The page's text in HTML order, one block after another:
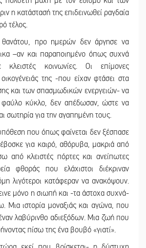
η κατάστασή της επιδεινωθεί ραγδαία
τέλος.
προ ημερών δεν άργησε να
–αν και παραποιημένο όπως συχνά
κλειστές κοινωνίες. Οι επίμονες
της -που είχαν φτάσει στα
και των σπασμωδικών ενεργειών- να
φαύλο κύκλο, δεν απέδωσαν, ώστε να
σωτηρία για την αγαπημένη τους.
που όπως φαίνεται δεν ξέσπασε
για καιρό, αθόρυβα, μακριά από
από κλειστές πόρτες και ανείπωτες
φθοράς που ελάχιστοι διέκριναν
λιγότεροι κατάφεραν να ανακόψουν.
μόνο η σιωπή και -τα άστοχα συχνά-
Μια ιστορία μοναξιάς και αγώνα, που
λαβύρινθο αδιεξόδων. Μια ζωή που
πίσω της ένα βουβό «γιατί».